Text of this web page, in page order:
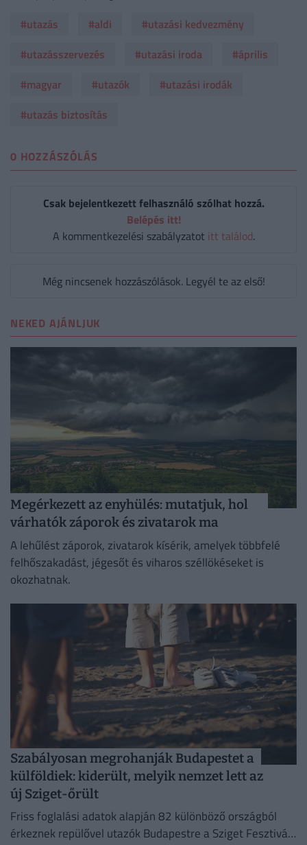
#utazás
#aldi
#utazási kedvezmény
#utazásszervezés
#utazási iroda
#április
#magyar
#utazók
#utazási irodák
#utazás biztosítás
0 HOZZÁSZÓLÁS
Csak bejelentkezett felhasználó szólhat hozzá.
Belépés itt!
A kommentkezelési szabályzatot itt találod.
Még nincsenek hozzászólások. Legyél te az első!
NEKED AJÁNLJUK
Megérkezett az enyhülés: mutatjuk, hol
várhatók záporok és zivatarok ma
A lehűlést záporok, zivatarok kísérik, amelyek többfelé
felhőszakadást, jégesőt és viharos széllökéseket is
okozhatnak.
Szabályosan megrohanják Budapestet a
külföldiek: kiderült, melyik nemzet lett az
új Sziget-őrült
Friss foglalási adatok alapján 82 különböző országból
érkeznek repülővel utazók Budapestre a Sziget Fesztivál